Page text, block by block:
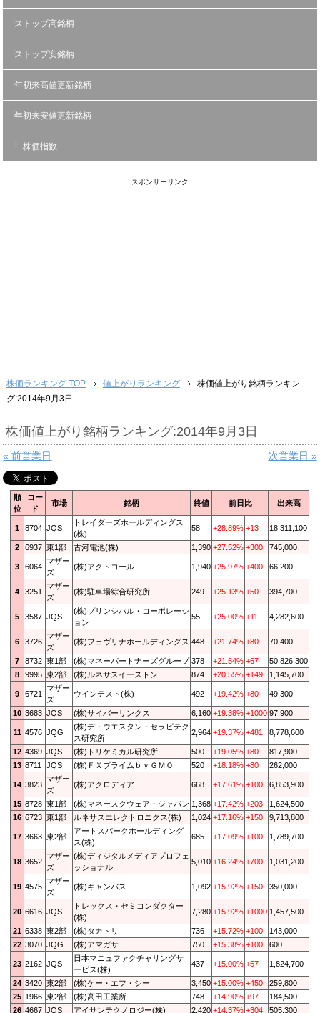
ストップ高銘柄
ストップ安銘柄
年初来高値更新銘柄
年初来安値更新銘柄
株価指数
スポンサーリンク
株価ランキング TOP 値上がりランキング
株価値上がり銘柄ランキン
グ:2014年9月3日
株価値上がり銘柄ランキング:2014年9月3日
« 前営業日 次営業日 »
順
位
コー
ド
市場 銘柄 終値 前日比 出来高
1 8704 JQS
トレイダーズホールディングス
(株)
58 +28.89% +13 18,311,100
2 6937 東1部 古河電池(株) 1,390 +27.52% +300 745,000
3 6064
マザー
ズ
(株)アクトコール 1,940 +25.97% +400 66,200
4 3251
マザー
ズ
(株)駐車場綜合研究所 249 +25.13% +50 394,700
5 3587 JQS
(株)プリンシバル・コーポレーシ
ョン
55 +25.00% +11 4,282,600
6 3726
マザー
ズ
(株)フェヴリナホールディングス 448 +21.74% +80 70,400
7 8732 東1部 (株)マネーパートナーズグループ 378 +21.54% +67
50,826,300
8
9995 東2部 (株)ルネサスイーストン 874 +20.55% +149 1,145,700
9 6721
マザー
ズ
ウインテスト(株) 492 +19.42% +80 49,300
10 3683 JQS (株)サイバーリンクス 6,160 +19.38% +1000 97,900
11 4576 JQG
(株)デ・ウエスタン・セラピテク
ス研究所
2,964 +19.37% +481 8,778,600
12 4369 JQS (株)トリケミカル研究所 500 +19.05% +80
817,900
13 8711 JQS (株)ＦＸプライムｂｙＧＭＯ 520 +18.18% +80 262,000
14 3823
マザー
ズ
(株)アクロディア 668 +17.61% +100 6,853,900
15 8728 東1部 (株)マネースクウェア・ジャパン 1,368 +17.42% +203
1,624,500
16 6723 東1部 ルネサスエレクトロニクス(株) 1,024 +17.16% +150 9,713,800
17 3663 東2部
アートスパークホールディング
ス(株)
685 +17.09% +100 1,789,700
18 3652
マザー
ズ
(株)ディジタルメディアプロフェ
ッショナル
5,010 +16.24% +700 1,031,200
19 4575
マザー
ズ
(株)キャンバス 1,092 +15.92% +150 350,000
20 6616 JQS
トレックス・セミコンダクター
(株)
7,280 +15.92% +1000 1,457,500
21 6338 東2部 (株)タカトリ 736 +15.72% +100
143,000
22 3070 JQG (株)アマガサ 750 +15.38% +100 600
23 2162 JQS
日本マニュファクチャリングサ
ービス(株)
437 +15.00% +57 1,824,700
24 3420 東2部 (株)ケー・エフ・シー 3,450 +15.00% +450
259,800
25 1966 東2部 (株)高田工業所 748 +14.90% +97
184,500
26 4667 JQS アイサンテクノロジー(株) 2,420 +14.37% +304 505,300